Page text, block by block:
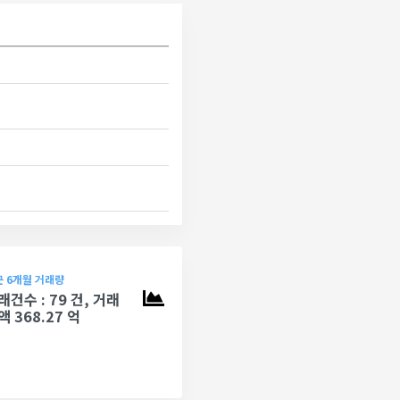
6개월 거래량
건수 : 79 건, 거래
368.27 억